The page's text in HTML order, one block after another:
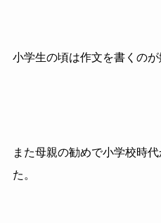
小学生の頃は作文を書くのが
また母親の勧めで小学校時
た。